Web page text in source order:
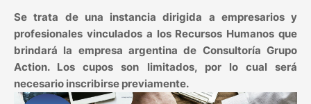
Se trata de una instancia dirigida a empresarios y
profesionales vinculados a los Recursos Humanos que
brindará la empresa argentina de Consultoría Grupo
Action. Los cupos son limitados, por lo cual será
necesario inscribirse previamente.